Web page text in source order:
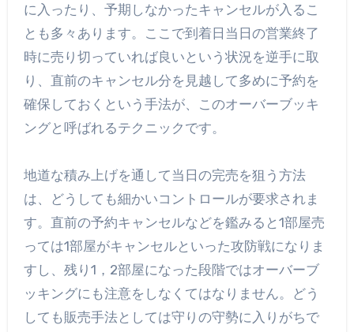
に入ったり、予期しなかったキャンセルが入るこ
とも多々あります。ここで到着日当日の営業終了
時に売り切っていれば良いという状況を逆手に取
り、直前のキャンセル分を見越して多めに予約を
確保しておくという手法が、このオーバーブッキ
ングと呼ばれるテクニックです。
地道な積み上げを通して当日の完売を狙う方法
は、どうしても細かいコントロールが要求されま
す。直前の予約キャンセルなどを鑑みると1部屋売
っては1部屋がキャンセルといった攻防戦になりま
すし、残り1，2部屋になった段階ではオーバーブ
ッキングにも注意をしなくてはなりません。どう
しても販売手法としては守りの守勢に入りがちで